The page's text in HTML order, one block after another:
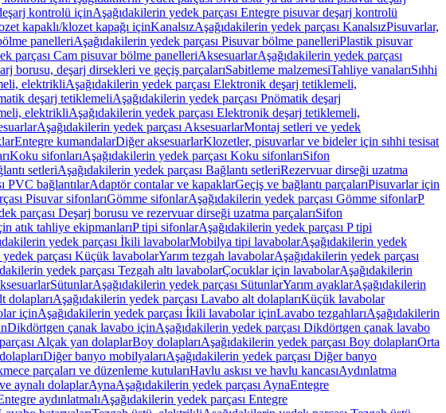
kontrolü içinAşağıdakilerin yedek parçası Entegre pisuvar deşarj kontrolü
kapaklı/klozet kapağı içinKanalsızAşağıdakilerin yedek parçası KanalsızPisuvarlar,
panelleriAşağıdakilerin yedek parçası Pisuvar bölme panelleriPlastik pisuvar
parçası Cam pisuvar bölme panelleriAksesuarlarAşağıdakilerin yedek parçası
borusu, deşarj dirsekleri ve geçiş parçalarıSabitleme malzemesiTahliye vanalarıSıhhi
elektrikliAşağıdakilerin yedek parçası Elektronik deşarj tetiklemeli,
deşarj tetiklemeliAşağıdakilerin yedek parçası Pnömatik deşarj
elektrikliAşağıdakilerin yedek parçası Elektronik deşarj tetiklemeli,
Aşağıdakilerin yedek parçası AksesuarlarMontaj setleri ve yedek
Entegre kumandalarDiğer aksesuarlarKlozetler, pisuvarlar ve bideler için sıhhi tesisat
Koku sifonlarıAşağıdakilerin yedek parçası Koku sifonlarıSifon
setleriAşağıdakilerin yedek parçası Bağlantı setleriRezervuar dirseği uzatma
PVC bağlantılarAdaptör contalar ve kapaklarGeçiş ve bağlantı parçalarıPisuvarlar için
Pisuvar sifonlarıGömme sifonlarAşağıdakilerin yedek parçası Gömme sifonlarP
parçası Deşarj borusu ve rezervuar dirseği uzatma parçalarıSifon
atık tahliye ekipmanlarıP tipi sifonlarAşağıdakilerin yedek parçası P tipi
yedek parçası İkili lavabolarMobilya tipi lavabolarAşağıdakilerin yedek
parçası Küçük lavabolarYarım tezgah lavabolarAşağıdakilerin yedek parçası
yedek parçası Tezgah altı lavabolarÇocuklar için lavabolarAşağıdakilerin
SütunlarAşağıdakilerin yedek parçası SütunlarYarım ayaklarAşağıdakilerin
dolaplarıAşağıdakilerin yedek parçası Lavabo alt dolaplarıKüçük lavabolar
içinAşağıdakilerin yedek parçası İkili lavabolar içinLavabo tezgahlarıAşağıdakilerin
Dikdörtgen çanak lavabo içinAşağıdakilerin yedek parçası Dikdörtgen çanak lavabo
Alçak yan dolaplarBoy dolaplarıAşağıdakilerin yedek parçası Boy dolaplarıOrta
Diğer banyo mobilyalarıAşağıdakilerin yedek parçası Diğer banyo
parçaları ve düzenleme kutularıHavlu askısı ve havlu kancasıAydınlatma
aynalı dolaplarAynaAşağıdakilerin yedek parçası AynaEntegre
aydınlatmalıAşağıdakilerin yedek parçası Entegre